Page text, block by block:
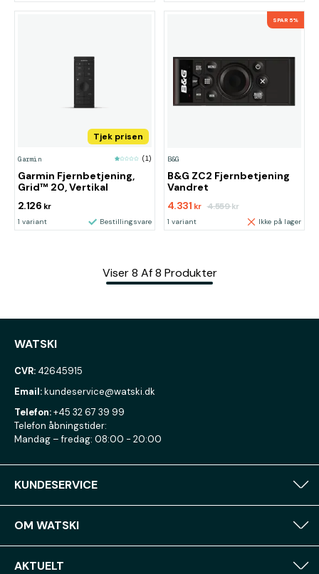
Tjek prisen
Garmin (1)
Garmin Fjernbetjening,
Grid™ 20, Vertikal
2.126 kr
1 variant Bestillingsvare
SPAR 5%
B&G
B&G ZC2 Fjernbetjening
Vandret
4.331 kr 4.559kr
1 variant Ikke på lager
Viser 8 Af 8 Produkter
WATSKI
CVR: 42645915
Email:kundeservice@watski.dk
Telefon:+45 32 67 39 99
Telefon åbningstider:
Mandag – fredag: 08:00 - 20:00
KUNDESERVICE
OM WATSKI
AKTUELT